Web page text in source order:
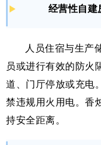
经营性自建
人员住宿与生产
员或进行有效的防火
道、门厅停放或充电
禁违规用火用电。香
持安全距离。